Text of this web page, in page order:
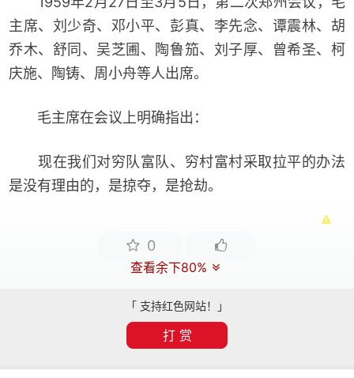
主席、刘少奇、邓小平、彭真、李先念、谭震林、胡
乔木、舒同、吴芝圃、陶鲁笳、刘子厚、曾希圣、柯
庆施、陶铸、周小舟等人出席。
毛主席在会议上明确指出：
现在我们对穷队富队、穷村富村采取拉平的办法
是没有理由的，是掠夺，是抢劫。
0
查看余下80%
「 支持红色网站！」
打 赏